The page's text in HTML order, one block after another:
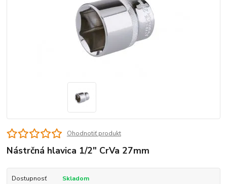
Ohodnotiť produkt
Nástrčná hlavica 1/2" CrVa 27mm
Dostupnosť Skladom